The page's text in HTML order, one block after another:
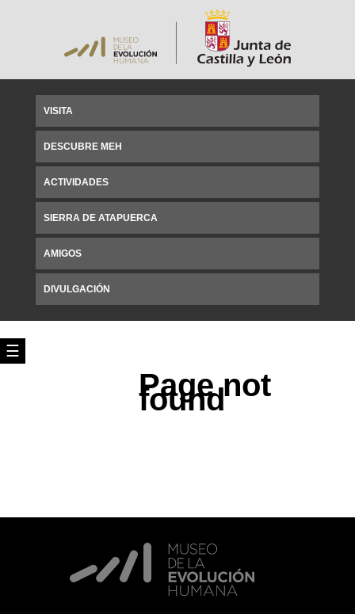
☰
VISITA
DESCUBRE MEH
ACTIVIDADES
SIERRA DE ATAPUERCA
AMIGOS
DIVULGACIÓN
Page not
found